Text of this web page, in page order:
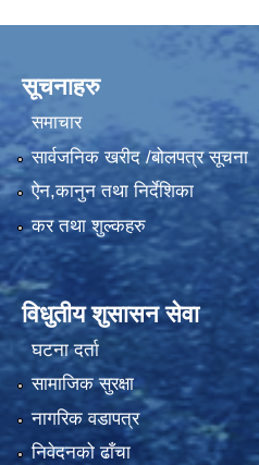
सूचनाहरु
समाचार
सार्वजनिक खरीद /बोलपत्र सूचना
ऐन,कानुन तथा निर्देशिका
कर तथा शुल्कहरु
विधुतीय शुसासन सेवा
घटना दर्ता
सामाजिक सुरक्षा
नागरिक वडापत्र
निवेदनको ढाँचा